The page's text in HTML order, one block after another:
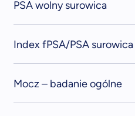
PSA wolny surowica
Index fPSA/PSA surowica
Mocz – badanie ogólne